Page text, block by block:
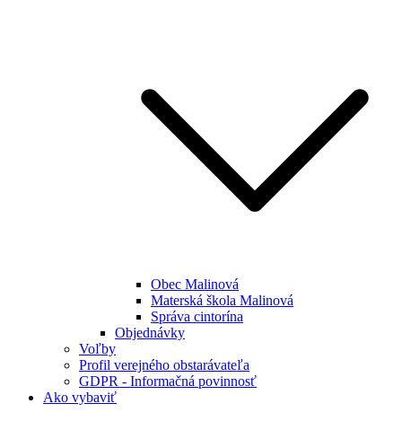
Obec Malinová
Materská škola Malinová
Správa cintorína
Objednávky
Voľby
Profil verejného obstarávateľa
GDPR - Informačná povinnosť
Ako vybaviť